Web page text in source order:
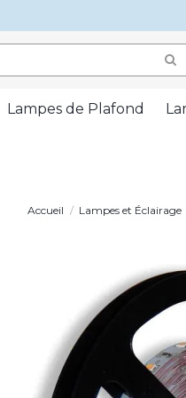
Lampes de Plafond
Accueil Lampes et Éclairage